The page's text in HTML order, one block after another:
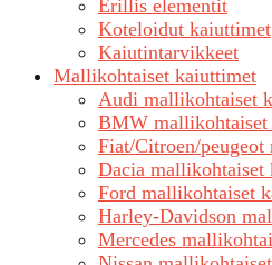
Erillis elementit
Koteloidut kaiuttimet
Kaiutintarvikkeet
Mallikohtaiset kaiuttimet
Audi mallikohtaiset
BMW mallikohtaiset
Fiat/Citroen/
Dacia mallikohtaiset
Ford mallikohtaiset
Harley-Davidson
Mercedes